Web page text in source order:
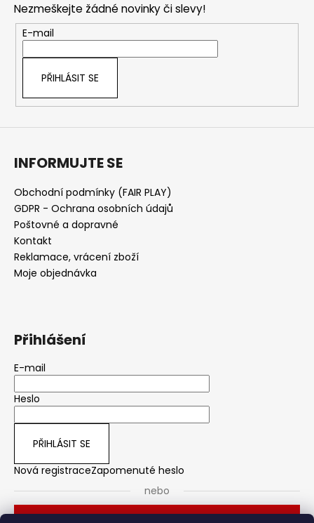
Nezmeškejte žádné novinky či slevy!
E-mail
PŘIHLÁSIT SE
INFORMUJTE SE
Obchodní podmínky (FAIR PLAY)
GDPR - Ochrana osobních údajů
Poštovné a dopravné
Kontakt
Reklamace, vrácení zboží
Moje objednávka
Přihlášení
E-mail
Heslo
PŘIHLÁSIT SE
Nová registraceZapomenuté heslo
nebo